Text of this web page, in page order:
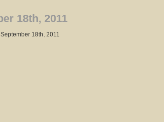
18th, 2011
18th, 2011